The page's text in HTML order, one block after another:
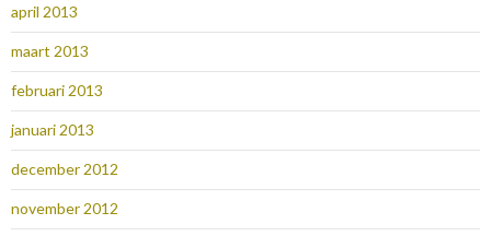
april 2013
maart 2013
februari 2013
januari 2013
december 2012
november 2012